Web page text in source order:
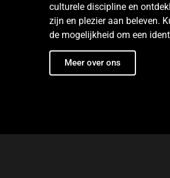
Meer over ons
culturele discipline en
zijn en plezier aan beleven.
de mogelijkheid om een
Meer over ons